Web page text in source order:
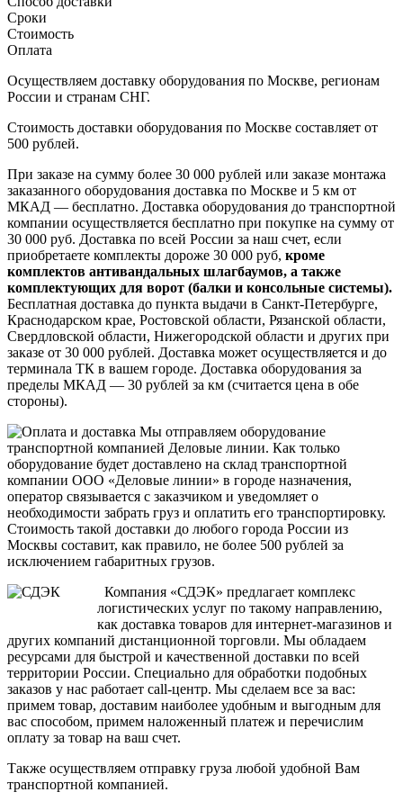
Сроки
Стоимость
Оплата
Осуществляем доставку оборудования по Москве, регионам
России и странам СНГ.
Стоимость доставки оборудования по Москве составляет от
500 рублей.
При заказе на сумму более 30 000 рублей или заказе монтажа
заказанного оборудования доставка по Москве и 5 км от
МКАД — бесплатно. Доставка оборудования до транспортной
компании осуществляется бесплатно при покупке на сумму от
30 000 руб. Доставка по всей России за наш счет, если
приобретаете комплекты дороже 30 000 руб, кроме
комплектов антивандальных шлагбаумов, а также
комплектующих для ворот (балки и консольные системы).
Бесплатная доставка до пункта выдачи в Санкт-Петербурге,
Краснодарском крае, Ростовской области, Рязанской области,
Свердловской области, Нижегородской области и других при
заказе от 30 000 рублей. Доставка может осуществляется и до
терминала ТК в вашем городе. Доставка оборудования за
пределы МКАД — 30 рублей за км (считается цена в обе
стороны).
Мы отправляем оборудование
транспортной компанией Деловые линии. Как только
оборудование будет доставлено на склад транспортной
компании ООО «Деловые линии» в городе назначения,
оператор связывается с заказчиком и уведомляет о
необходимости забрать груз и оплатить его транспортировку.
Стоимость такой доставки до любого города России из
Москвы составит, как правило, не более 500 рублей за
исключением габаритных грузов.
Компания «СДЭК» предлагает комплекс
логистических услуг по такому направлению,
как доставка товаров для интернет-магазинов и
других компаний дистанционной торговли. Мы обладаем
ресурсами для быстрой и качественной доставки по всей
территории России. Специально для обработки подобных
заказов у нас работает call-центр. Мы сделаем все за вас:
примем товар, доставим наиболее удобным и выгодным для
вас способом, примем наложенный платеж и перечислим
оплату за товар на ваш счет.
Также осуществляем отправку груза любой удобной Вам
транспортной компанией.